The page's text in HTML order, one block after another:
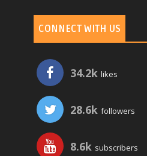
CONNECT WITH US
34.2k likes
28.6k followers
8.6k subscribers